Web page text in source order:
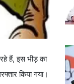
हैं, इस भीड़ का
किया गया।